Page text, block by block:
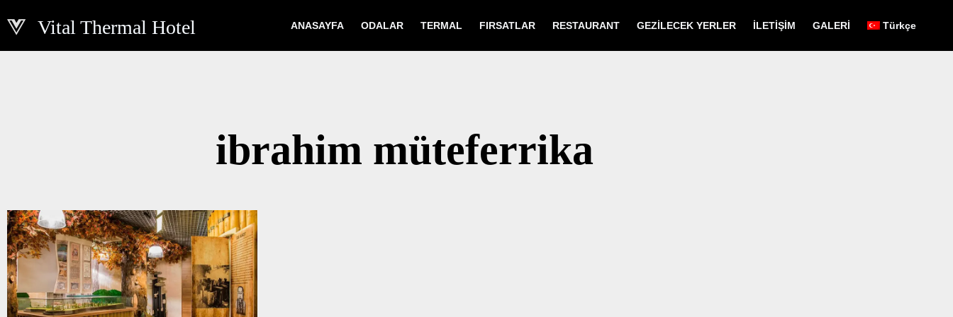
İçeriğe
Vital Thermal Hotel ANASAYFA ODALAR TERMAL FIRSATLAR RESTAURANT GEZİLECEK YERLER İLETİŞİM GALERİ Türkçe
ibrahim müteferrika